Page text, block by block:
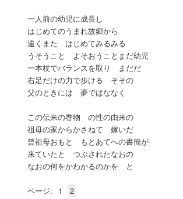
一人前の幼児に成長し
はじめてのうまれ故郷から
遠くまた はじめてみるみる
うそうこと よそおうことまだ幼児
一本杖でバランスを取り まだだ
右足だけの力で歩ける そその
父のときには 夢ではななく
この伝来の巻物 の性の由来の
祖母の家からかさねて 嫁いだ
曾祖母おもと もとあてへの書簡が
来ていたと つぶされたなおの
なおの何をかわかるのかを と
ページ: 1 2